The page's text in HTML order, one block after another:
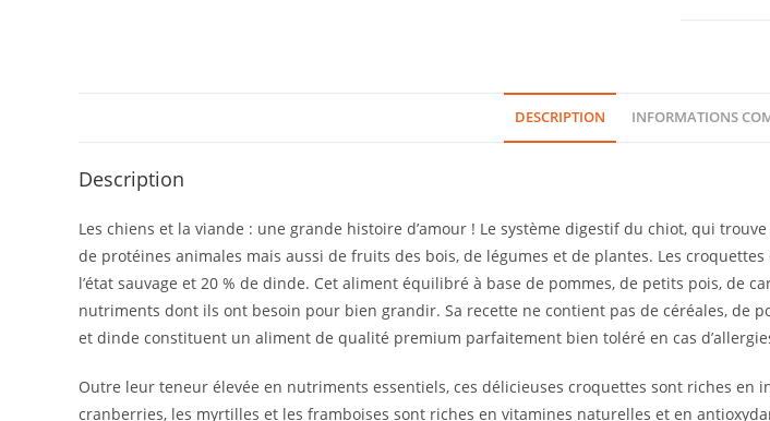
DESCRIPTION INFORMATIONS
Description
Les chiens et la viande : une grande histoire d’amour ! Le système digestif du chiot, qui
de protéines animales mais aussi de fruits des bois, de légumes et de plantes. Les
l’état sauvage et 20 % de dinde. Cet aliment équilibré à base de pommes, de petits pois,
nutriments dont ils ont besoin pour bien grandir. Sa recette ne contient pas de céréales, de
et dinde constituent un aliment de qualité premium parfaitement bien toléré en cas
Outre leur teneur élevée en nutriments essentiels, ces délicieuses croquettes sont riches
cranberries, les myrtilles et les framboises sont riches en vitamines naturelles et en